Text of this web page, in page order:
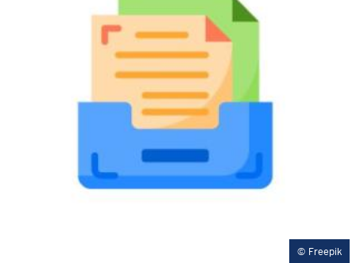
Freepik